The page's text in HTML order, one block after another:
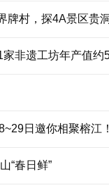
牌村，探4A景区贵
家非遗工坊年产值约
日邀你相聚榕江
“春日鲜”